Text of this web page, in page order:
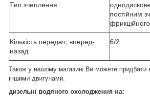
Тип зчеплення
постійним
Кількість передач, вперед-
назад
6/2
Також у нашому магазині Ви можете придбати
іншими двигунами.
дизельні водяного охолодження на: